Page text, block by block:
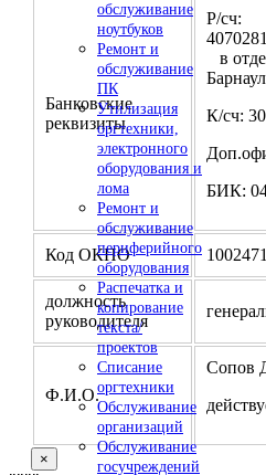
обслуживание
ноутбуков
Ремонт и
обслуживание
ПК
Утилизация
оргтехники,
электронного
оборудования и
лома
Ремонт и
обслуживание
периферийного
оборудования
Распечатка и
копирование
текста/
проектов
Списание
оргтехники
Обслуживание
организаций
Обслуживание
госучреждений
Банковские
реквизиты
Р/сч:
в
Барнаул
К/сч:
БИК:
Код ОКПО
должность
руководителя
Ф.И.О.
Сопов
×